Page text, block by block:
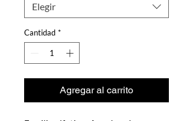
Elegir
Cantidad *
Agregar al carrito